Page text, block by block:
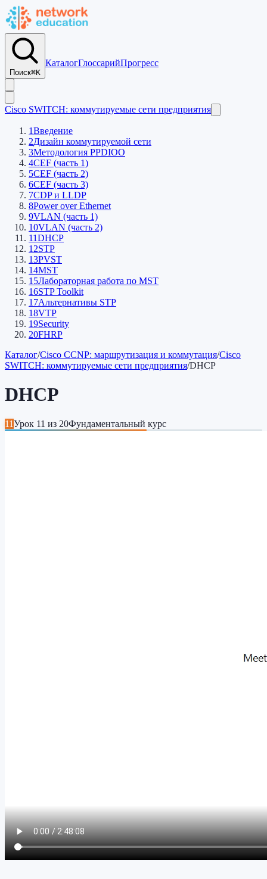
Поиск⌘K
КаталогГлоссарийПрогресс
Cisco SWITCH: коммутируемые сети предприятия
1Введение
2Дизайн коммутируемой сети
3Методология PPDIOO
4CEF (часть 1)
5CEF (часть 2)
6CEF (часть 3)
7CDP и LLDP
8Power over Ethernet
9VLAN (часть 1)
10VLAN (часть 2)
11DHCP
12STP
13PVST
14MST
15Лабораторная работа по MST
16STP Toolkit
17Альтернативы STP
18VTP
19Security
20FHRP
Каталог/Cisco CCNP: маршрутизация и коммутация/Cisco
SWITCH: коммутируемые сети предприятия/DHCP
DHCP
11Урок 11 из 20Фундаментальный курс